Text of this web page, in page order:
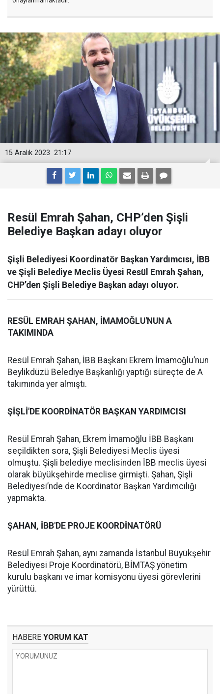
21:17
15 Aralık 2023
Resül Emrah Şahan, CHP’den Şişli
Belediye Başkan adayı oluyor
Şişli Belediyesi Koordinatör Başkan Yardımcısı, İBB
ve Şişli Belediye Meclis Üyesi Resül Emrah Şahan,
CHP’den Şişli Belediye Başkan adayı oluyor.
RESÜL EMRAH ŞAHAN, İMAMOĞLU'NUN A
TAKIMINDA
Resül Emrah Şahan, İBB Başkanı Ekrem İmamoğlu’nun
Beylikdüzü Belediye Başkanlığı yaptığı süreçte de A
takımında yer almıştı.
ŞİŞLİ'DE KOORDİNATÖR BAŞKAN YARDIMCISI
Resül Emrah Şahan, Ekrem İmamoğlu İBB Başkanı
seçildikten sora, Şişli Belediyesi Meclis üyesi
olmuştu. Şişli belediye meclisinden İBB meclis üyesi
olarak büyükşehirde meclise girmişti. Şahan, Şişli
Belediyesi’nde de Koordinatör Başkan Yardımcılığı
yapmakta.
ŞAHAN, İBB'DE PROJE KOORDİNATÖRÜ
Resül Emrah Şahan, aynı zamanda İstanbul Büyükşehir
Belediyesi Proje Koordinatörü, BİMTAŞ yönetim
kurulu başkanı ve imar komisyonu üyesi görevlerini
yürüttü.
HABERE YORUM KAT